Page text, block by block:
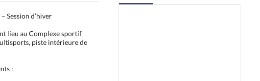
Session d’hiver
lieu au Complexe sportif
piste intérieure de
: